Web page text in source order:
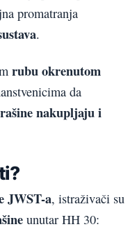
promatranja
.
rubu okrenutom
da
nakupljaju i
JWST-a, istraživači su
unutar HH 30: